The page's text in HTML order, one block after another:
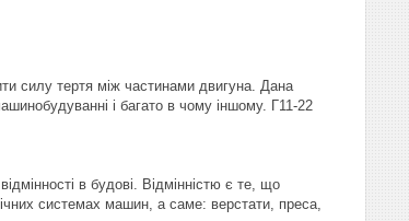
силу тертя між частинами двигуна. Дана
і багато в чому іншому. Г11-22
в будові. Відмінністю є те, що
системах машин, а саме: верстати, преса,